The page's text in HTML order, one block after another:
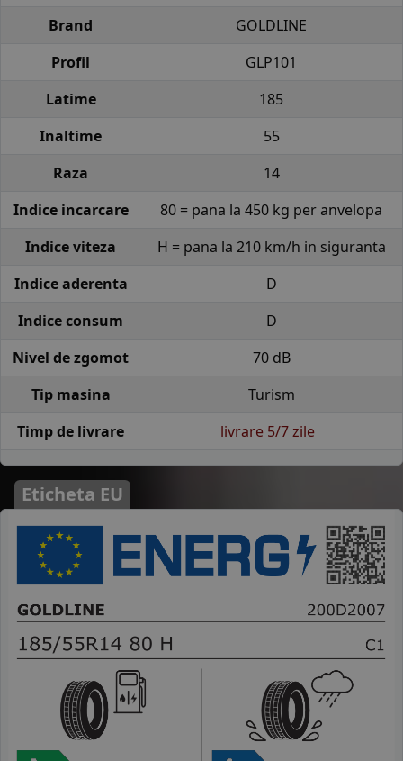
Brand
GOLDLINE
Profil
GLP101
Latime
185
Inaltime
55
Raza
14
Indice incarcare
80 = pana la 450 kg per anvelopa
Indice viteza
H = pana la 210 km/h in siguranta
Indice aderenta
D
Indice consum
D
Nivel de zgomot
70 dB
Tip masina
Turism
Timp de livrare
livrare 5/7 zile
Eticheta EU